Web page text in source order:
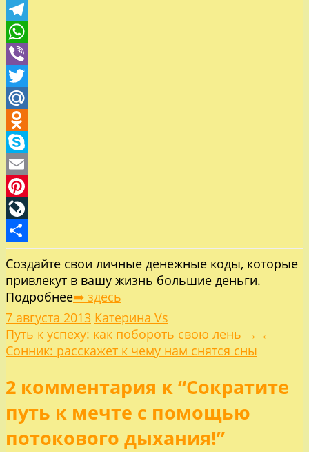
Facebook
Telegram
WhatsApp
Viber
Twitter
Mail.Ru
Odnoklassniki
Skype
Email
Pinterest
LiveJournal
Отправить
Создайте свои личные денежные коды, которые
привлекут в вашу жизнь большие деньги.
Подробнее➡️ здесь
7 августа 2013 Катерина Vs
Навигация
по
записям
Путь к успеху: как побороть свою лень → ←
Сонник: расскажет к чему нам снятся сны
2 комментария к “Сократите
путь к мечте с помощью
потокового дыхания!”